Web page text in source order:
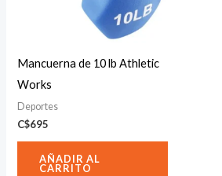
Mancuerna de 10 lb Athletic
Works
Deportes
C$695
AÑADIR AL
CARRITO